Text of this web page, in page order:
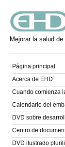
Mejorar la salud
Página principal
Acerca de EHD
Cuando comienza
Calendario del
DVD sobre
Centro de
DVD ilustrado